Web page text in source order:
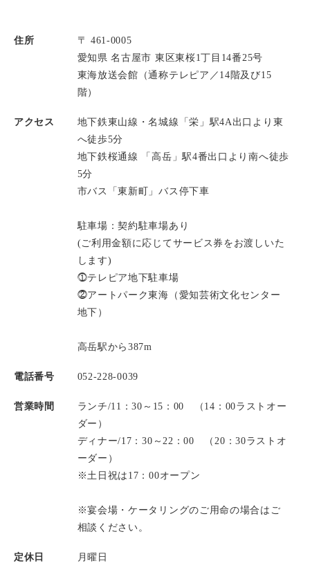
住所
〒 461-0005
愛知県 名古屋市 東区東桜1丁目14番25号
東海放送会館（通称テレピア／14階及び15
階）
アクセス
地下鉄東山線・名城線「栄」駅4A出口より東
へ徒歩5分
地下鉄桜通線 「高岳」駅4番出口より南へ徒歩
5分
市バス「東新町」バス停下車
駐車場：契約駐車場あり
(ご利用金額に応じてサービス券をお渡しいた
します)
⓵テレピア地下駐車場
⓶アートパーク東海（愛知芸術文化センター
地下）
高岳駅から387m
電話番号 052-228-0039
営業時間
ランチ/11：30～15：00 （14：00ラストオー
ダー）
ディナー/17：30～22：00 （20：30ラストオ
ーダー）
※土日祝は17：00オープン
※宴会場・ケータリングのご用命の場合はご
相談ください。
定休日 月曜日